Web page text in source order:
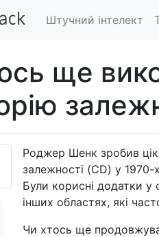
Штучний інтелект
ще
Роджер Шенк зробив
залежності (CD) у 1970-
Були корисні додатки у
інших областях, які
Чи хтось ще